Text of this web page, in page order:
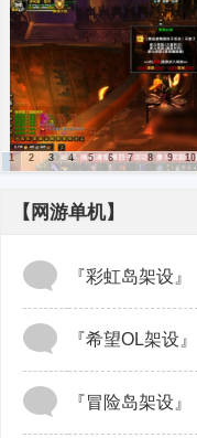
1 2 3 4 5 6 7 8 9 10
【网游单机】
『彩虹岛架设』
『希望OL架设』
『冒险岛架设』